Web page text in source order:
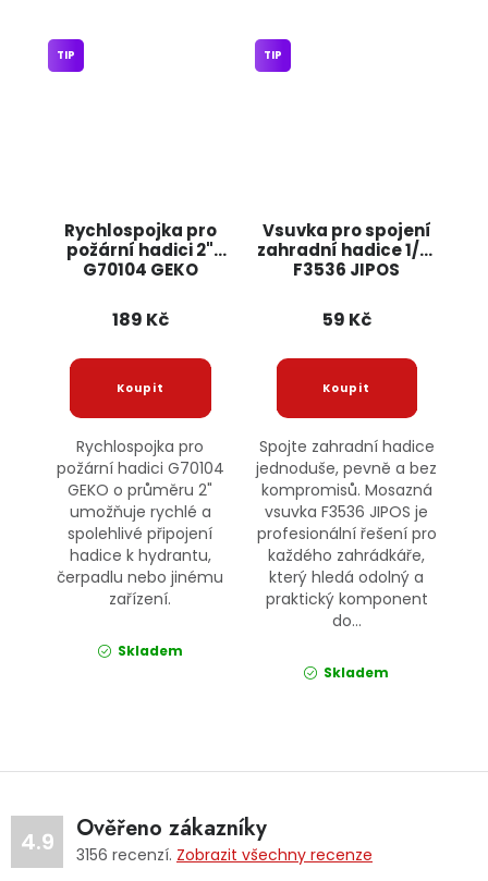
Rychlospojka pro
požární hadici 2"
G70104 GEKO
TIP
189 Kč
Rychlospojka pro
požární hadici G70104
GEKO o průměru 2"
umožňuje rychlé a
spolehlivé připojení
hadice k hydrantu,
čerpadlu nebo jinému
zařízení.
Skladem
Vsuvka pro spojení
zahradní hadice 1/2"
F3536 JIPOS
TIP
59 Kč
Spojte zahradní hadice
jednoduše, pevně a bez
kompromisů. Mosazná
vsuvka F3536 JIPOS je
profesionální řešení pro
každého zahrádkáře,
který hledá odolný a
praktický komponent
do...
Skladem
4.9 Ověřeno zákazníky
3156 recenzí. Zobrazit všechny recenze